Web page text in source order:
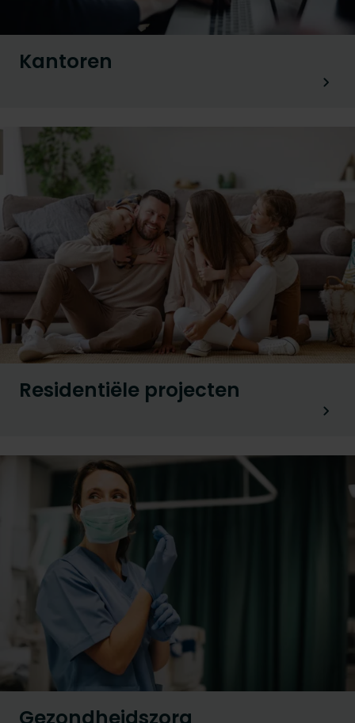
Kantoren
Residentiële projecten